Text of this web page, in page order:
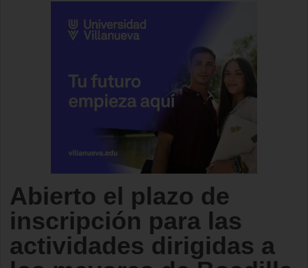
Abierto el plazo de
inscripción para las
actividades dirigidas a